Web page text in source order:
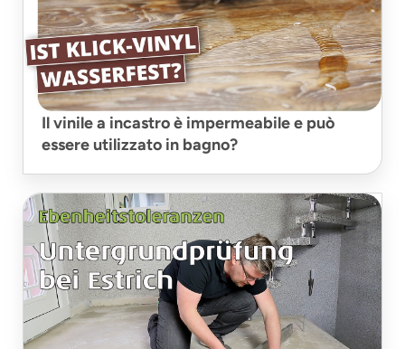
Il vinile a incastro è impermeabile e può
essere utilizzato in bagno?